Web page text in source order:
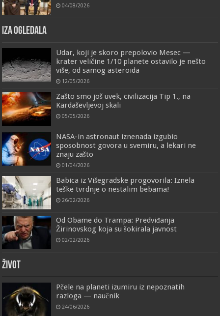
04/08/2026
IZA OGLEDALA
Udar, koji je skoro prepolovio Mesec —
krater veličine 1/10 planete ostavilo je nešto
više, od samog asteroida
12/05/2026
Zašto smo još uvek, civilizacija Tip 1., na
Kardaševljevoj skali
05/05/2026
NASA-in astronaut iznenada izgubio
sposobnost govora u svemiru, a lekari ne
znaju zašto
01/04/2026
Babica iz Višegradske progovorila: Iznela
teške tvrdnje o nestalim bebama!
26/02/2026
Od Obame do Trampa: Predviđanja
Žirinovskog koja su šokirala javnost
02/02/2026
ŽIVOT
Pčele na planeti izumiru iz nepoznatih
razloga — naučnik
24/06/2026